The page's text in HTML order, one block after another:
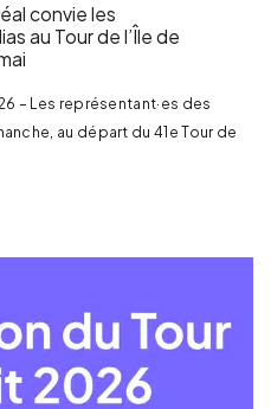
convie les
au Tour de l’Île de
– Les représentant·es des
au départ du 41e Tour de